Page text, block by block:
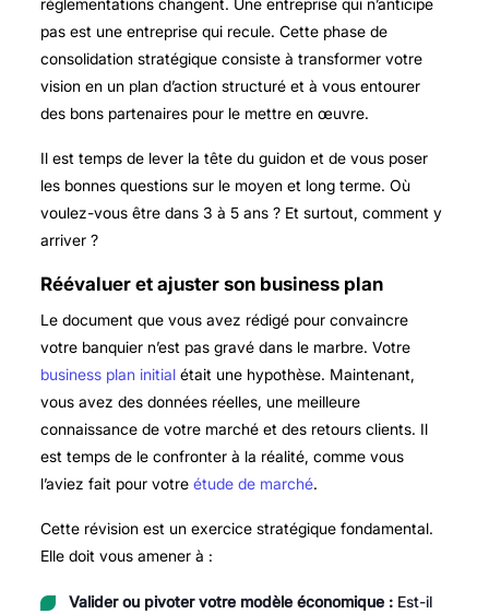
réglementations changent. Une entreprise qui n’anticipe
pas est une entreprise qui recule. Cette phase de
consolidation stratégique consiste à transformer votre
vision en un plan d’action structuré et à vous entourer
des bons partenaires pour le mettre en œuvre.
Il est temps de lever la tête du guidon et de vous poser
les bonnes questions sur le moyen et long terme. Où
voulez-vous être dans 3 à 5 ans ? Et surtout, comment y
arriver ?
Réévaluer et ajuster son business plan
Le document que vous avez rédigé pour convaincre
votre banquier n’est pas gravé dans le marbre. Votre
business plan initialétait une hypothèse. Maintenant,
vous avez des données réelles, une meilleure
connaissance de votre marché et des retours clients. Il
est temps de le confronter à la réalité, comme vous
l’aviez fait pour votre étude de marché.
Cette révision est un exercice stratégique fondamental.
Elle doit vous amener à :
Valider ou pivoter votre modèle économique :Est-il